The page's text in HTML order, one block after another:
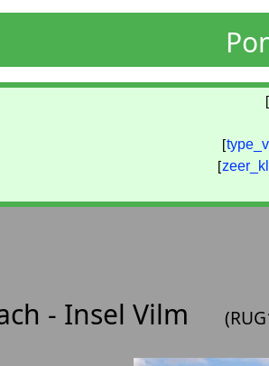
[
[
[
- Insel Vilm